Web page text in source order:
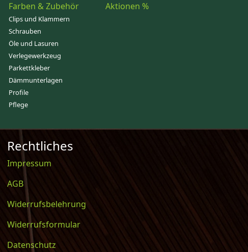
Farben & Zubehör
Clips und Klammern
Schrauben
Öle und Lasuren
Verlegewerkzeug
Parkettkleber
Dämmunterlagen
Profile
Pflege
Aktionen %
Rechtliches
Impressum
AGB
Widerrufsbelehrung
Widerrufsformular
Datenschutz